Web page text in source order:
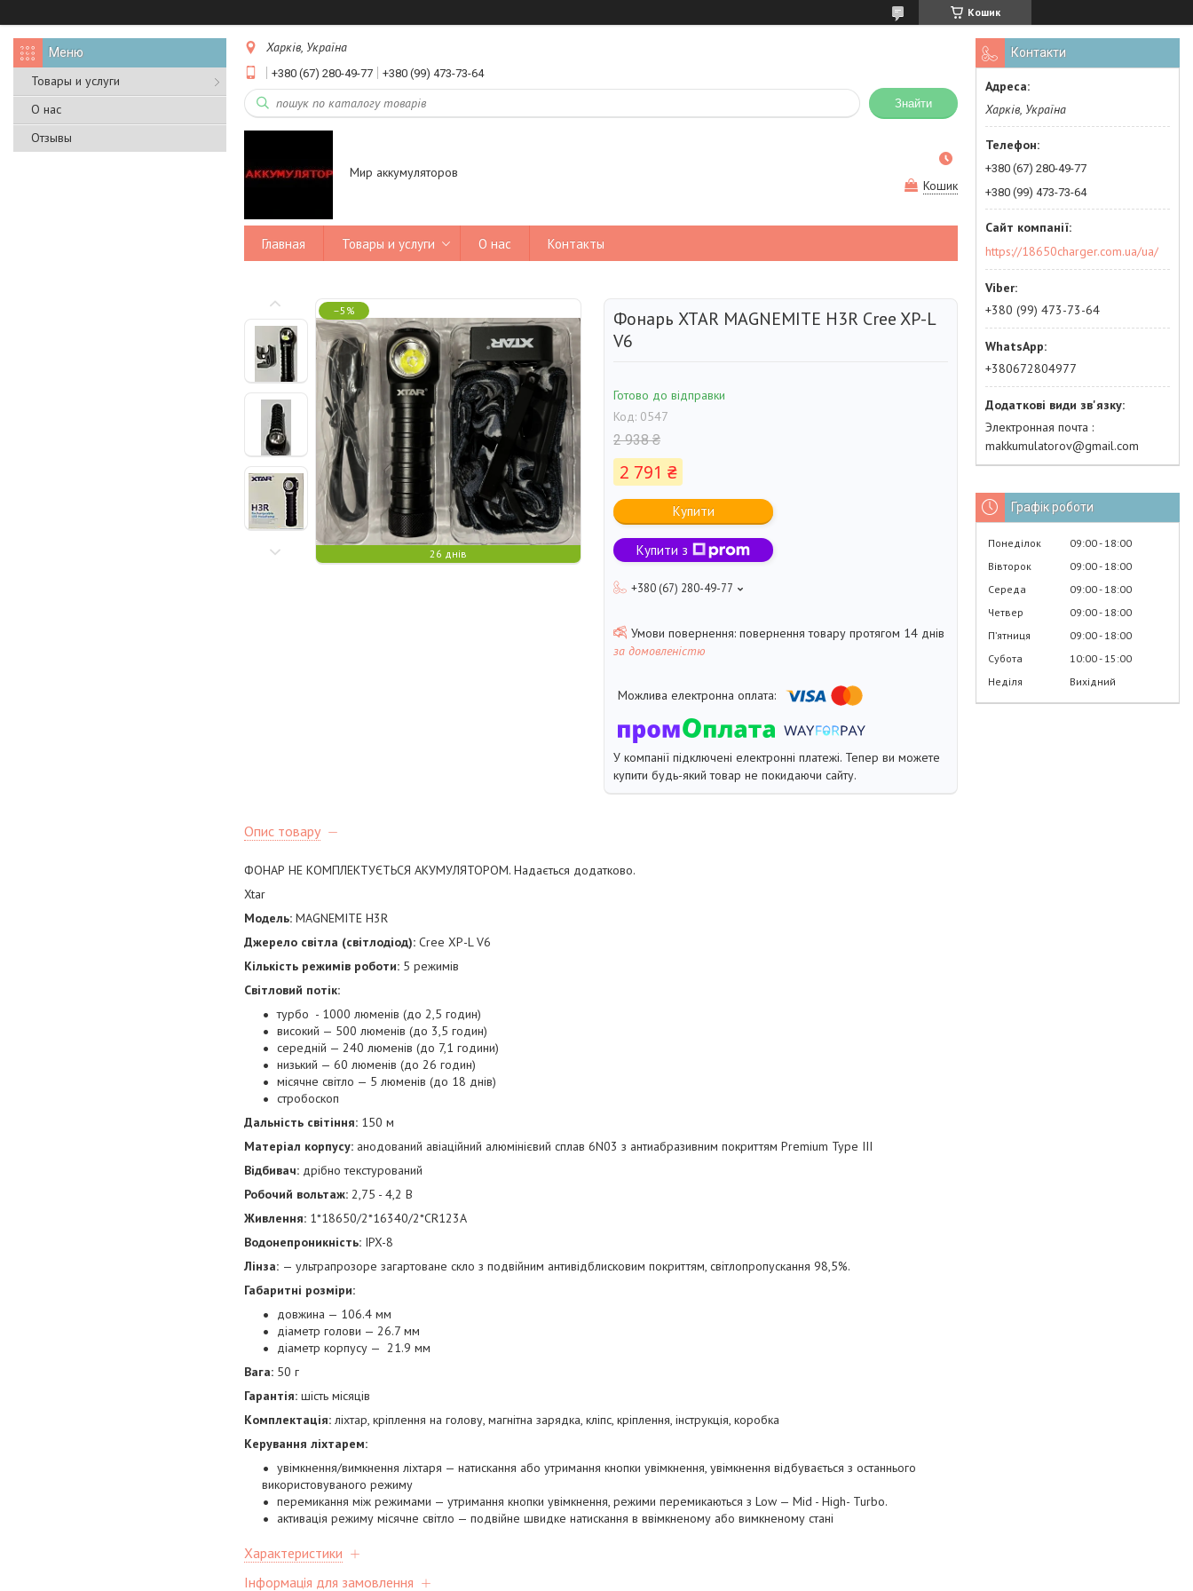
Кошик
Товары и услуги
О нас
Отзывы
Харків, Україна
+380 (67) 280-49-77 +380 (99) 473-73-64
Знайти
Мир аккумуляторов
Кошик
Главная Товары и услуги О нас Контакты
–5%
26 днів
Фонарь XTAR MAGNEMITE H3R Cree XP-L
V6
Готово до відправки
Код: 0547
2 938 ₴
2 791 ₴
Купити
Купити з
+380 (67) 280-49-77
повернення товару протягом 14 днів
за домовленістю
У компанії підключені електронні платежі. Тепер ви можете
купити будь-який товар не покидаючи сайту.
Опис товару
ФОНАР НЕ КОМПЛЕКТУЄТЬСЯ АКУМУЛЯТОРОМ. Надається додатково.
Xtar
Модель: MAGNEMITE H3R
Джерело світла (світлодіод): Cree XP-L V6
Кількість режимів роботи: 5 режимів
Світловий потік:
турбо - 1000 люменів (до 2,5 годин)
високий — 500 люменів (до 3,5 годин)
середній — 240 люменів (до 7,1 години)
низький — 60 люменів (до 26 годин)
місячне світло — 5 люменів (до 18 днів)
стробоскоп
Дальність світіння: 150 м
Матеріал корпусу: анодований авіаційний алюмінієвий сплав 6N03 з антиабразивним покриттям Premium Type III
Відбивач: дрібно текстурований
Робочий вольтаж: 2,75 - 4,2 В
Живлення: 1*18650/2*16340/2*CR123A
Водонепроникність: IPX-8
Лінза: — ультрапрозоре загартоване скло з подвійним антивідблисковим покриттям, світлопропускання 98,5%.
Габаритні розміри:
довжина — 106.4 мм
діаметр голови — 26.7 мм
діаметр корпусу — 21.9 мм
Вага: 50 г
Гарантія: шість місяців
Комплектація: ліхтар, кріплення на голову, магнітна зарядка, кліпс, кріплення, інструкція, коробка
Керування ліхтарем:
увімкнення/вимкнення ліхтаря — натискання або утримання кнопки увімкнення, увімкнення відбувається з останнього
використовуваного режиму
перемикання між режимами — утримання кнопки увімкнення, режими перемикаються з Low — Mid - High- Turbo.
активація режиму місячне світло — подвійне швидке натискання в ввімкненому або вимкненому стані
Характеристики
Інформація для замовлення
Контакти
Харків, Україна
+380 (67) 280-49-77
+380 (99) 473-73-64
https://18650charger.com.ua/ua/
+380 (99) 473-73-64
+380672804977
Электронная почта
makkumulatorov@gmail.com
Графік роботи
Понеділок 09:00 18:00
Вівторок
09:00 18:00
Середа
09:00 18:00
Четвер
09:00 18:00
Пʼятниця
09:00 18:00
Субота
10:00 15:00
Неділя
Вихідний